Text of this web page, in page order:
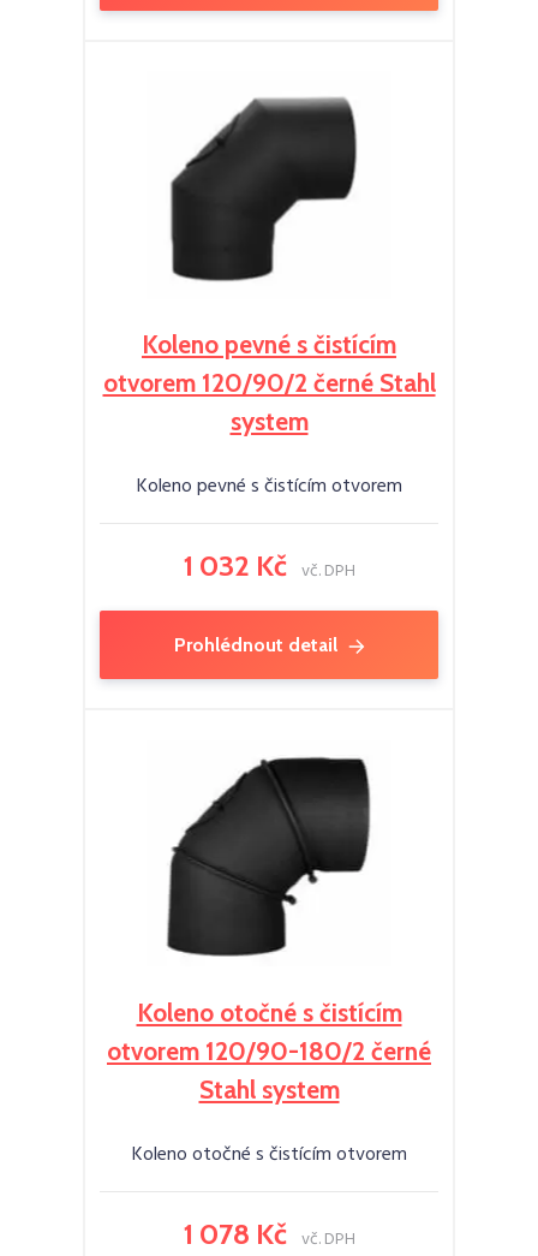
Koleno pevné s čistícím
otvorem 120/90/2 černé Stahl
system
Koleno pevné s čistícím otvorem
1 032 Kč vč. DPH
Prohlédnout detail
Koleno otočné s čistícím
otvorem 120/90-180/2 černé
Stahl system
Koleno otočné s čistícím otvorem
1 078 Kč vč. DPH